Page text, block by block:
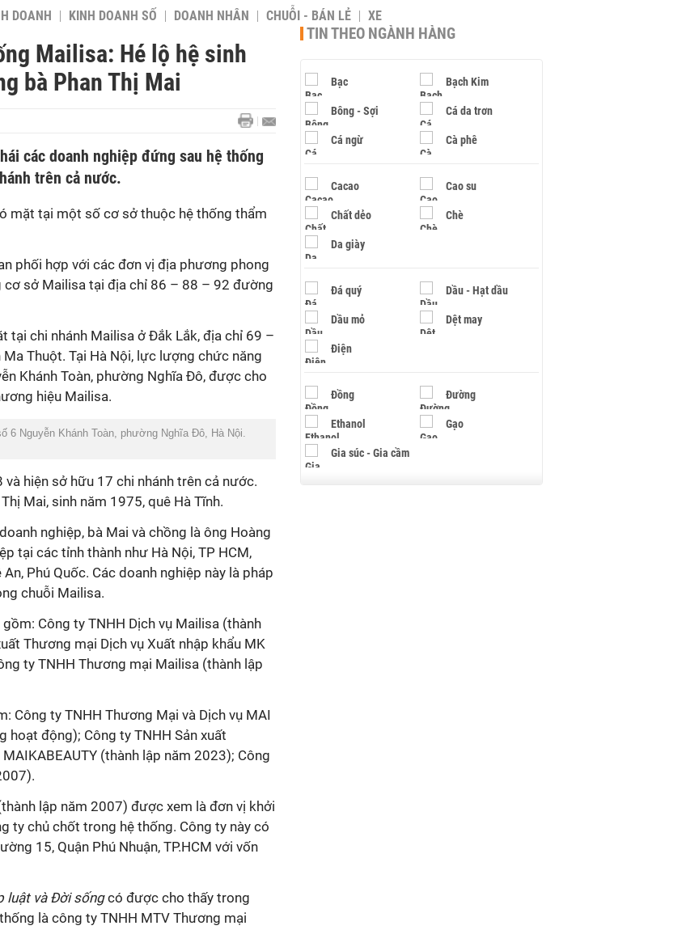
DOANH KINH DOANH SỐ DOANH NHÂN CHUỖI - BÁN LẺ XE
Mailisa: Hé lộ hệ sinh
bà Phan Thị Mai
các doanh nghiệp đứng sau hệ thống
trên cả nước.
mặt tại một số cơ sở thuộc hệ thống thẩm
phối hợp với các đơn vị địa phương phong
sở Mailisa tại địa chỉ 86 – 88 – 92 đường
tại chi nhánh Mailisa ở Đắk Lắk, địa chỉ 69 –
Thuột. Tại Hà Nội, lực lượng chức năng
Khánh Toàn, phường Nghĩa Đô, được cho
hiệu Mailisa.
6 Nguyễn Khánh Toàn, phường Nghĩa Đô, Hà Nội.
hiện sở hữu 17 chi nhánh trên cả nước.
Mai, sinh năm 1975, quê Hà Tĩnh.
nghiệp, bà Mai và chồng là ông Hoàng
tại các tỉnh thành như Hà Nội, TP HCM,
Phú Quốc. Các doanh nghiệp này là pháp
chuỗi Mailisa.
Công ty TNHH Dịch vụ Mailisa (thành
Thương mại Dịch vụ Xuất nhập khẩu MK
ty TNHH Thương mại Mailisa (thành lập
Công ty TNHH Thương Mại và Dịch vụ MAI
hoạt động); Công ty TNHH Sản xuất
(thành lập năm 2023); Công
lập năm 2007) được xem là đơn vị khởi
ty chủ chốt trong hệ thống. Công ty này có
15, Quận Phú Nhuận, TP.HCM với vốn
luật và Đời sốngcó được cho thấy trong
là công ty TNHH MTV Thương mại
TIN THEO NGÀNH HÀNG
Bạc Bạch Kim
Bông - Sợi Cá da trơn
Cá ngừ Cà phê
Cacao Cao su
Chất dẻo Chè
Da giày
Đá quý Dầu - Hạt dầu
Dầu mỏ Dệt may
Điện
Đồng Đường
Ethanol Gạo
Gia súc - Gia cầm